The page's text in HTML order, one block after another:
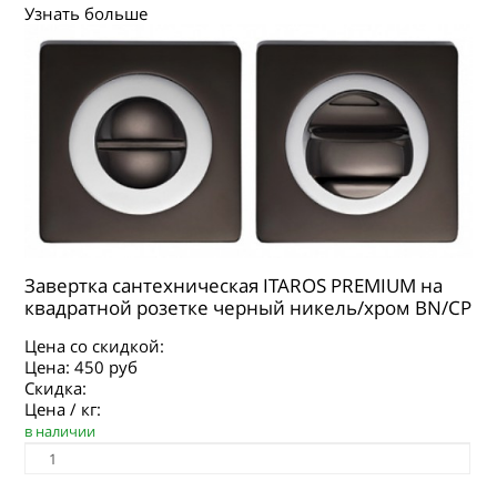
Узнать больше
Завертка сантехническая ITAROS PREMIUM на
квадратной розетке черный никель/хром BN/CP
Цена со скидкой:
Цена:450 руб
Скидка:
Цена / кг:
в наличии